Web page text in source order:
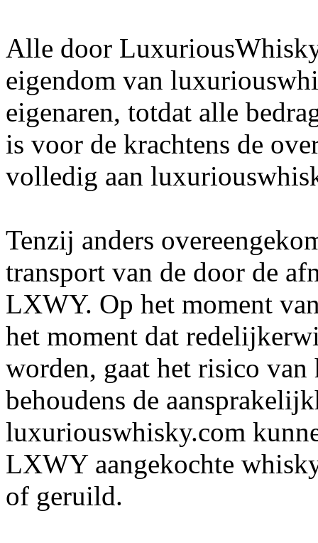
Alle door
eigendom van
eigenaren, totdat alle
is voor de krachtens de
volledig aan
Tenzij anders
transport van de door de
LXWY. Op het moment
het moment dat
worden, gaat het risico
behoudens de
luxuriouswhisky.com
LXWY aangekochte
of geruild.